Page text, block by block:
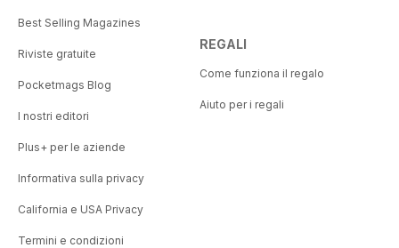
Best Selling Magazines
Riviste gratuite
Pocketmags Blog
I nostri editori
Plus+ per le aziende
Informativa sulla privacy
California e USA Privacy
Termini e condizioni
REGALI
Come funziona il regalo
Aiuto per i regali